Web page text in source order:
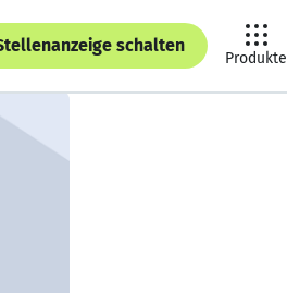
schalten
Produkte